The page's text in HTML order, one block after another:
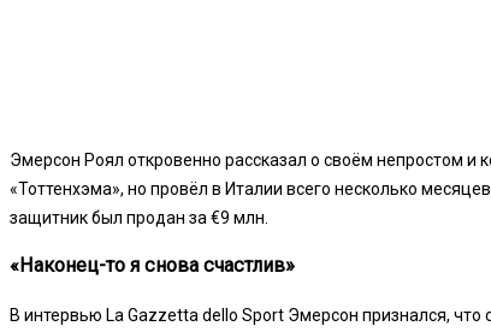
Эмерсон Роял откровенно рассказал о своём непростом и
«Тоттенхэма», но провёл в Италии всего несколько
защитник был продан за €9 млн.
«Наконец-то я снова счастлив»
В интервью La Gazzetta dello Sport Эмерсон признался, что